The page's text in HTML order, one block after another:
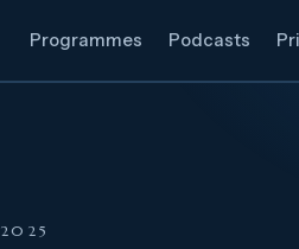
Programmes Podcasts